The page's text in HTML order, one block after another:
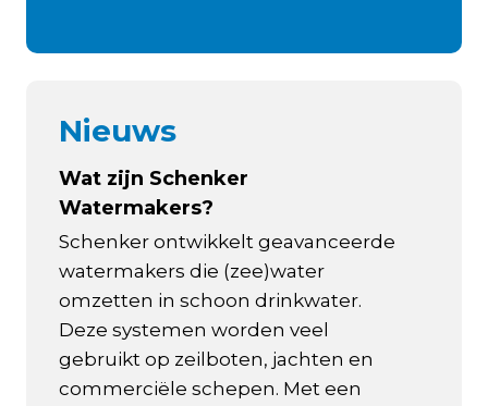
Nieuws
Wat zijn Schenker
Watermakers?
Schenker ontwikkelt geavanceerde
watermakers die (zee)water
omzetten in schoon drinkwater.
Deze systemen worden veel
gebruikt op zeilboten, jachten en
commerciële schepen. Met een